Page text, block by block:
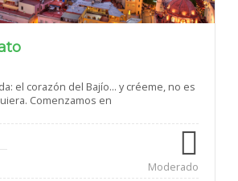
el corazón del Bajío… y créeme, no es
Comenzamos en
Moderado